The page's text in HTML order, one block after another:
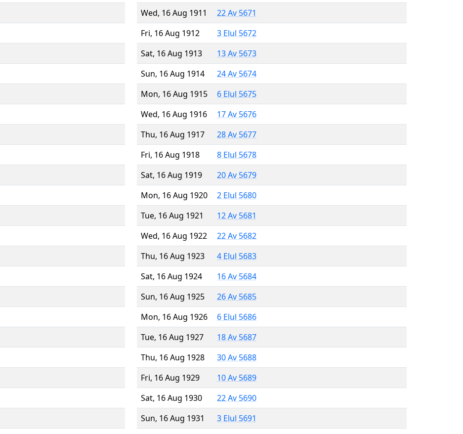
Wed, 16 Aug 1911
22 Av 5671
Fri, 16 Aug 1912
3 Elul 5672
Sat, 16 Aug 1913
13 Av 5673
Sun, 16 Aug 1914
24 Av 5674
Mon, 16 Aug 1915
6 Elul 5675
Wed, 16 Aug 1916
17 Av 5676
Thu, 16 Aug 1917
28 Av 5677
Fri, 16 Aug 1918
8 Elul 5678
Sat, 16 Aug 1919
20 Av 5679
Mon, 16 Aug 1920
2 Elul 5680
Tue, 16 Aug 1921
12 Av 5681
Wed, 16 Aug 1922
22 Av 5682
Thu, 16 Aug 1923
4 Elul 5683
Sat, 16 Aug 1924
16 Av 5684
Sun, 16 Aug 1925
26 Av 5685
Mon, 16 Aug 1926
6 Elul 5686
Tue, 16 Aug 1927
18 Av 5687
Thu, 16 Aug 1928
30 Av 5688
Fri, 16 Aug 1929
10 Av 5689
Sat, 16 Aug 1930
22 Av 5690
Sun, 16 Aug 1931
3 Elul 5691